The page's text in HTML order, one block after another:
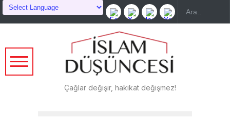
Çağlar değişir, hakikat değişmez!